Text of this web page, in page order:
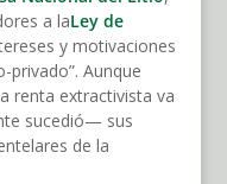
a laLey de
y motivaciones
privado”. Aunque
renta extractivista va
sucedió— sus
de la